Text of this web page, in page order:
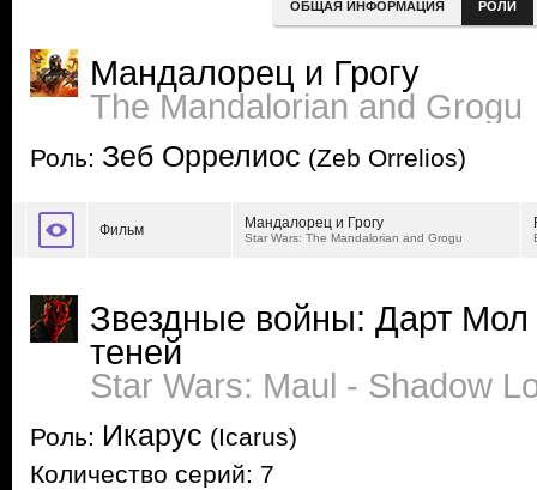
ОБЩАЯ ИНФОРМАЦИЯ РОЛИ
Мандалорец и Грогу
The Mandalorian and Grogu
Роль: Зеб Оррелиос (Zeb Orrelios)
Фильм Мандалорец и Грогу
Star Wars: The Mandalorian and Grogu
Звездные войны: Дарт Мол
теней
Star Wars: Maul - Shadow
Роль: Икарус (Icarus)
Количество серий: 7